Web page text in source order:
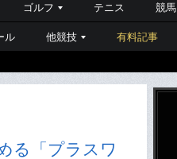
ゴルフ テニス 競馬
ル 他競技 有料記事
る「プラスワ